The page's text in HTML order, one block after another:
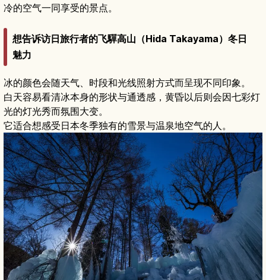
冷的空气一同享受的景点。
想告诉访日旅行者的飞驒高山（Hida Takayama）冬日
魅力
冰的颜色会随天气、时段和光线照射方式而呈现不同印象。
白天容易看清冰本身的形状与通透感，黄昏以后则会因七彩灯
光的灯光秀而氛围大变。
它适合想感受日本冬季独有的雪景与温泉地空气的人。